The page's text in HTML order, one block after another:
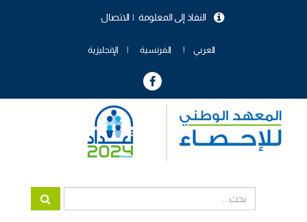
الاتصال النفاذ إلى المعلومة
العربي الفرنسية الإنجليزية